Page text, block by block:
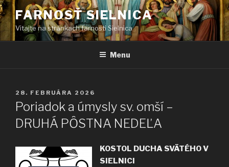
Prejsť
na
obsah
FARNOSŤ SIELNICA
Vitajte na stránkach farnosti Sielnica
Menu
PUBLIKOVANÉ
28. FEBRUÁRA 2026
Poriadok a úmysly sv. omší –
DRUHÁ PȎSTNA NEDEĽA
KOSTOL DUCHA SVÄTÉHO V
SIELNICI